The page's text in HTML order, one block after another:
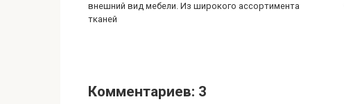
внешний вид мебели. Из широкого ассортимента
тканей
Комментариев: 3